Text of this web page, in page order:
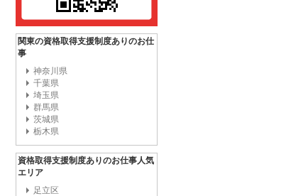
関東の資格取得支援制度ありのお仕
事
神奈川県
千葉県
埼玉県
群馬県
茨城県
栃木県
資格取得支援制度ありのお仕事人気
エリア
足立区